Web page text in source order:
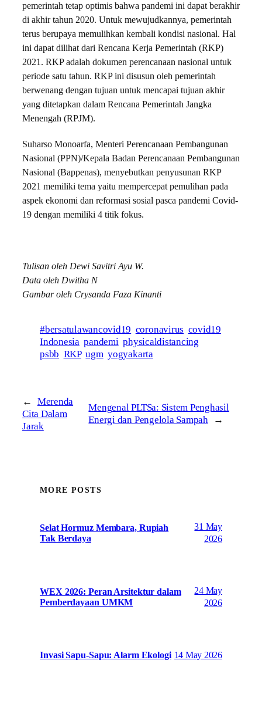
pemerintah tetap optimis bahwa pandemi ini dapat berakhir
di akhir tahun 2020. Untuk mewujudkannya, pemerintah
terus berupaya memulihkan kembali kondisi nasional. Hal
ini dapat dilihat dari Rencana Kerja Pemerintah (RKP)
2021. RKP adalah dokumen perencanaan nasional untuk
periode satu tahun. RKP ini disusun oleh pemerintah
berwenang dengan tujuan untuk mencapai tujuan akhir
yang ditetapkan dalam Rencana Pemerintah Jangka
Menengah (RPJM).
Suharso Monoarfa, Menteri Perencanaan Pembangunan
Nasional (PPN)/Kepala Badan Perencanaan Pembangunan
Nasional (Bappenas), menyebutkan penyusunan RKP
2021 memiliki tema yaitu mempercepat pemulihan pada
aspek ekonomi dan reformasi sosial pasca pandemi Covid-
19 dengan memiliki 4 titik fokus.
Tulisan oleh Dewi Savitri Ayu W.
Data oleh Dwitha N
Gambar oleh Crysanda Faza Kinanti
#bersatulawancovid19 coronavirus covid19
Indonesia pandemi physicaldistancing
psbb RKP ugm yogyakarta
←
Merenda
Cita Dalam
Jarak
Mengenal PLTSa: Sistem Penghasil
Energi dan Pengelola Sampah
→
MORE POSTS
Selat Hormuz Membara, Rupiah
Tak Berdaya
31 May
2026
WEX 2026: Peran Arsitektur dalam
Pemberdayaan UMKM
24 May
2026
Invasi Sapu-Sapu: Alarm Ekologi 14 May 2026